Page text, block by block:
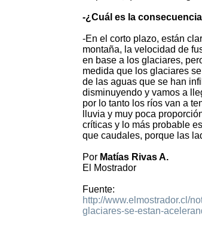
-¿Cuál es la
-En el corto plazo, están
montaña, la velocidad de
en base a los glaciares,
medida que los glaciares
de las aguas que se han
disminuyendo y vamos a
por lo tanto los ríos van a
lluvia y muy poca
críticas y lo más probable
que caudales, porque las
Por Matías Rivas A.
El Mostrador
Fuente:
http://www.elmostrador.cl/
glaciares-se-estan-